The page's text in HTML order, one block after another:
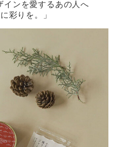
インを愛するあの人へ
彩りを。」